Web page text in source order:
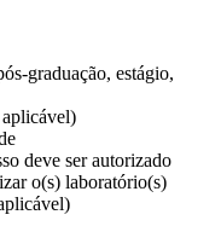
graduação, estágio,
deve ser autorizado
o(s) laboratório(s)
aplicável)